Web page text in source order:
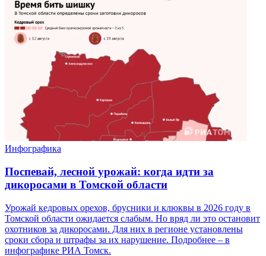
Инфографика
Поспевай, лесной урожай: когда идти за
дикоросами в Томской области
Урожай кедровых орехов, брусники и клюквы в 2026 году в
Томской области ожидается слабым. Но вряд ли это остановит
охотников за дикоросами. Для них в регионе установлены
сроки сбора и штрафы за их нарушение. Подробнее – в
инфографике РИА Томск.